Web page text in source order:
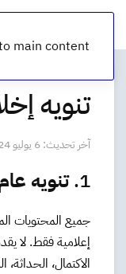
main content
تنويه
آخر تحديث: 6 يوليو 2024
1. تنويه
جميع المحتويات
إعلامية فقط. لا
الاكتمال،